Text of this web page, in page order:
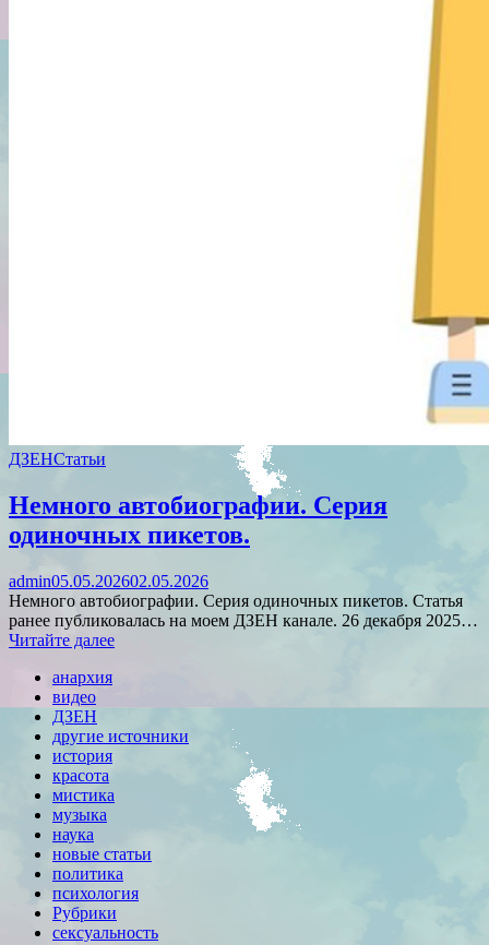
ДЗЕНСтатьи
Немного автобиографии. Серия
одиночных пикетов.
admin05.05.202602.05.2026
Немного автобиографии. Серия одиночных пикетов. Статья
ранее публиковалась на моем ДЗЕН канале. 26 декабря 2025…
Читайте далее
анархия
видео
ДЗЕН
другие источники
история
красота
мистика
музыка
наука
новые статьи
политика
психология
Рубрики
сексуальность